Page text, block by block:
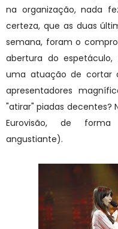
na organização, nada
certeza, que as duas
semana, foram o
abertura do
uma atuação de cortar
apresentadores
"atirar" piadas decentes?
Eurovisão, de
angustiante).